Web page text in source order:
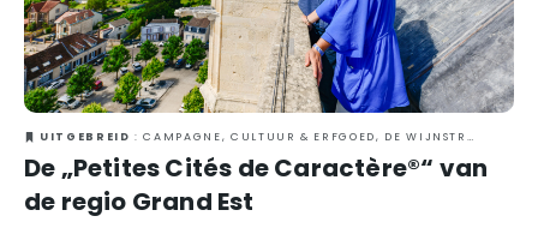
UITGEBREID : CAMPAGNE, CULTUUR & ERFGOED, DE WIJNSTREEK, ESTSIDESTORY, ÉVÉNEMENTS, GASTRONOMIE, LENTE
De „Petites Cités de Caractère®“ van
de regio Grand Est